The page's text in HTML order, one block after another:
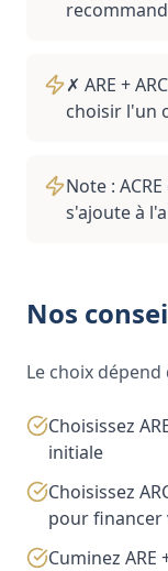
✗ ARE +
choisir l'un
Note :
s'ajoute à
Nos
Le choix
Choisissez
initiale
Choisissez
pour
Cuminez